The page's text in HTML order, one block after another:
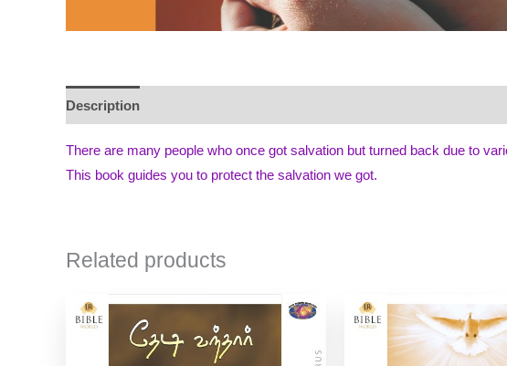
Description
There are many people who once got salvation but turned back due to
This book guides you to protect the salvation we got.
Related products